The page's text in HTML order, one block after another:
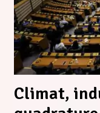
Climat,